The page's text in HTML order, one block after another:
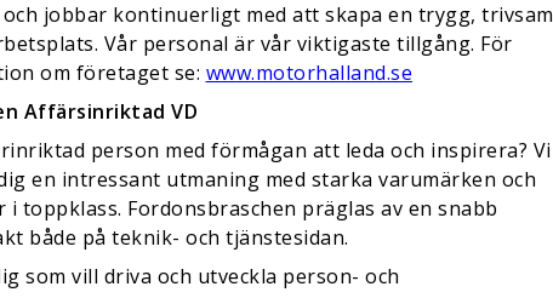
jobbar kontinuerligt med att skapa en trygg, trivsam
Vår personal är vår viktigaste tillgång. För
om företaget se: www.motorhalland.se
Affärsinriktad VD
person med förmågan att leda och inspirera? Vi
en intressant utmaning med starka varumärken och
i toppklass. Fordonsbraschen präglas av en snabb
både på teknik- och tjänstesidan.
som vill driva och utveckla person- och